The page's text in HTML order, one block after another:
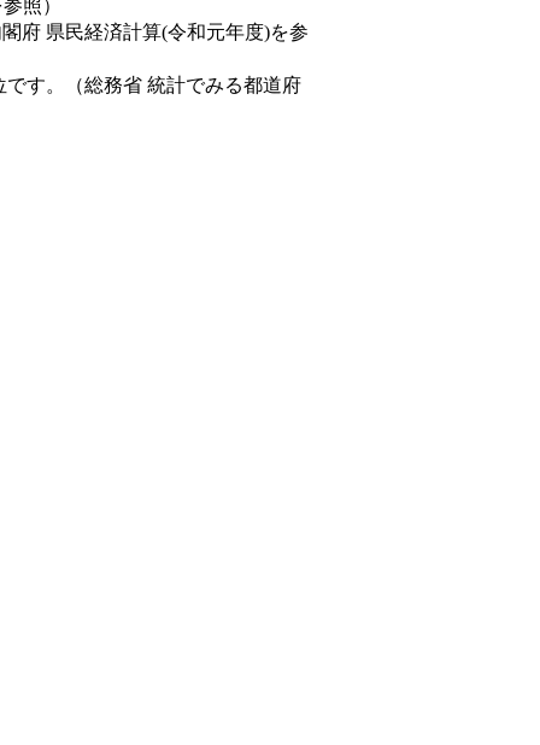
照）
府 県民経済計算(令和元年度)を参
す。（総務省 統計でみる都道府